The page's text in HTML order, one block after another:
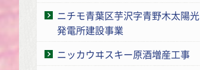
ニチモ青葉区芋沢字青野木太陽光
発電所建設事業
ニッカウヰスキー原酒増産工事